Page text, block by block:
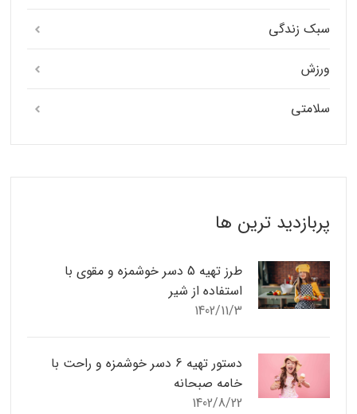
سبک زندگی
ورزش
سلامتی
پربازدید ترین ها
طرز تهیه 5 دسر خوشمزه و مقوی با
استفاده از شیر
1402/11/3
دستور تهیه 6 دسر خوشمزه و راحت با
خامه صبحانه
1402/8/22